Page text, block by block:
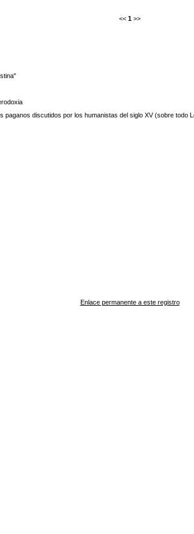
<< 1 >>
paganos discutidos por los humanistas del siglo XV (sobre todo
Enlace permanente a este registro